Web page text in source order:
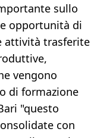
sullo
opportunità di
attività trasferite
vengono
di formazione
"questo
con